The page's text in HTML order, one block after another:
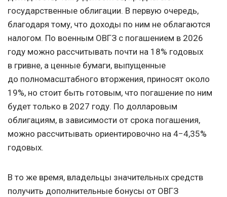
государственные облигации. В первую очередь,
благодаря тому, что доходы по ним не облагаются
налогом. По военным ОВГЗ с погашением в 2026
году можно рассчитывать почти на 18% годовых
в гривне, а ценные бумаги, выпущенные
до полномасштабного вторжения, приносят около
19%, но стоит быть готовым, что погашение по ним
будет только в 2027 году. По долларовым
облигациям, в зависимости от срока погашения,
можно рассчитывать ориентировочно на 4−4,35%
годовых.
В то же время, владельцы значительных средств
получить дополнительные бонусы от ОВГЗ